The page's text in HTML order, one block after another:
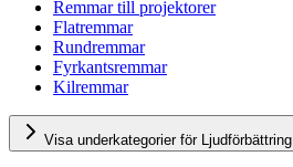
Remmar till projektorer
Flatremmar
Rundremmar
Fyrkantsremmar
Kilremmar
Visa underkategorier för Ljudförbättring